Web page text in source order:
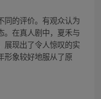
同的评价。有观众认为
。在真人剧中，夏禾与
展现出了令人惊叹的实
形象较好地服从了原